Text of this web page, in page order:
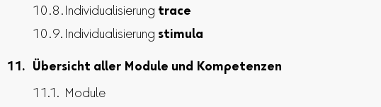
Individualisierung trace
Individualisierung stimula
Übersicht aller Module und Kompetenzen
Module